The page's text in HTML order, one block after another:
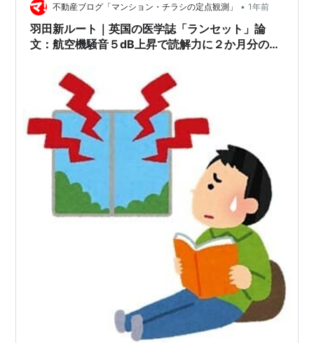
不動産ブログ「マンション・チラシの定点観測」 • 1年前
羽田新ルート｜英国の医学誌「ランセット」論
文：航空機騒音５dB上昇で読解力に２か月分の遅